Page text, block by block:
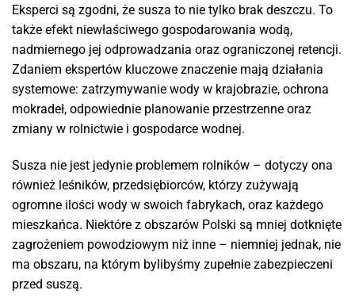
Eksperci są zgodni, że susza to nie tylko brak deszczu. To
także efekt niewłaściwego gospodarowania wodą,
nadmiernego jej odprowadzania oraz ograniczonej retencji.
Zdaniem ekspertów kluczowe znaczenie mają działania
systemowe: zatrzymywanie wody w krajobrazie, ochrona
mokradeł, odpowiednie planowanie przestrzenne oraz
zmiany w rolnictwie i gospodarce wodnej.
Susza nie jest jedynie problemem rolników – dotyczy ona
również leśników, przedsiębiorców, którzy zużywają
ogromne ilości wody w swoich fabrykach, oraz każdego
mieszkańca. Niektóre z obszarów Polski są mniej dotknięte
zagrożeniem powodziowym niż inne – niemniej jednak, nie
ma obszaru, na którym bylibyśmy zupełnie zabezpieczeni
przed suszą.